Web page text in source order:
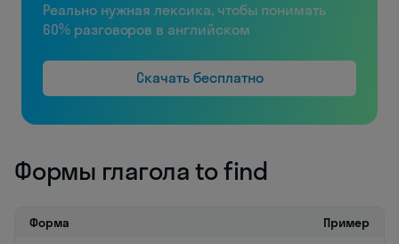
Реально нужная лексика, чтобы понимать
60% разговоров в английском
Скачать бесплатно
Формы глагола to find
Форма
Пример